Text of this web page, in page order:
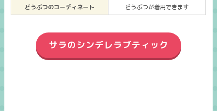
どうぶつのコーディネート
どうぶつが着用できます
サラのシンデレラブティック